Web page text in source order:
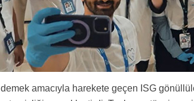
amacıyla harekete geçen ISG